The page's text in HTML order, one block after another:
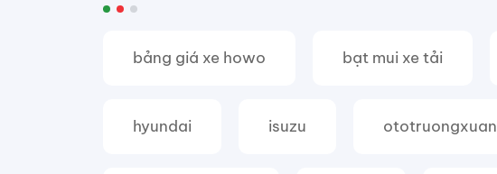
bảng giá xe howo bạt mui xe tải
hyundai isuzu ototruongxuan